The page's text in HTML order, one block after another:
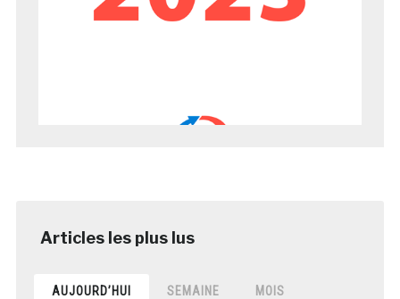
AUJOURD’HUI SEMAINE MOIS